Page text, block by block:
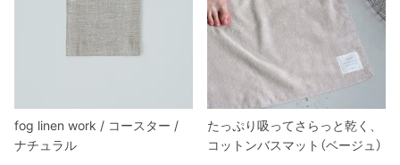
fog linen work / コースター /
ナチュラル
たっぷり吸ってさらっと乾く、
コットンバスマット（ベージュ）